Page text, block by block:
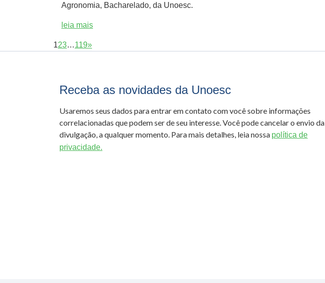
Agronomia, Bacharelado, da Unoesc.
leia mais
123…119»
Receba as novidades da Unoesc
Usaremos seus dados para entrar em contato com você sobre informações
correlacionadas que podem ser de seu interesse. Você pode cancelar o envio da
divulgação, a qualquer momento. Para mais detalhes, leia nossa política de
privacidade.